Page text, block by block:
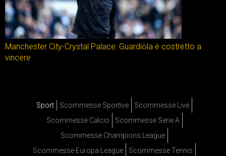
Manchester City-Crystal Palace: Guardiola è costretto a
vincere
Sport Scommesse Sportive
Scommesse Live
Scommesse Calcio
Scommesse Serie A
Scommesse Champions League
Scommesse Europa League
Scommesse Tennis